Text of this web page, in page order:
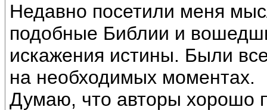
Недавно посетили меня
подобные Библии и
искажения истины. Были
на необходимых моментах.
Думаю, что авторы хорошо